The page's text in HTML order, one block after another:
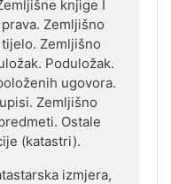
knjige I
Zemlјišno
Zemlјišno
Poduložak.
ugovora.
Zemlјišno
Ostale
(katastri).
izmjera,